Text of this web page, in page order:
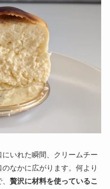
いれた瞬間、クリームチー
なかに広がります。何より
贅沢に材料を使っているこ